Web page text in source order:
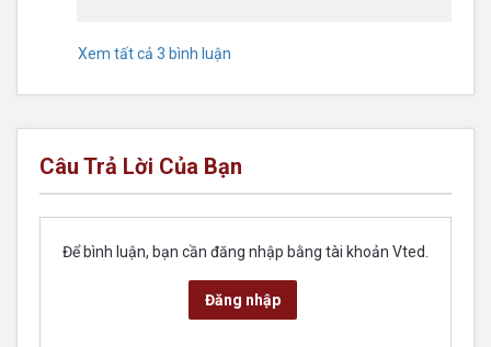
Xem tất cả 3 bình luận
Câu Trả Lời Của Bạn
Để bình luận, bạn cần đăng nhập bằng tài khoản Vted.
Đăng nhập